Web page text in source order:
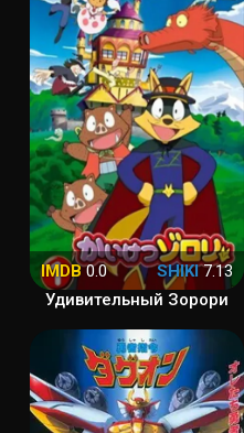
IMDB0.0 SHIKI7.13
Удивительный Зорори